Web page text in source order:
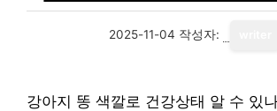
2025-11-04 작성자:
강아지 똥 색깔로 건강상태 알 수 있